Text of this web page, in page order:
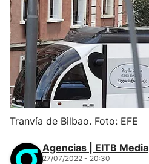
Tranvía de Bilbao. Foto: EFE
Agencias | EITB Media
27/07/2022 - 20:30